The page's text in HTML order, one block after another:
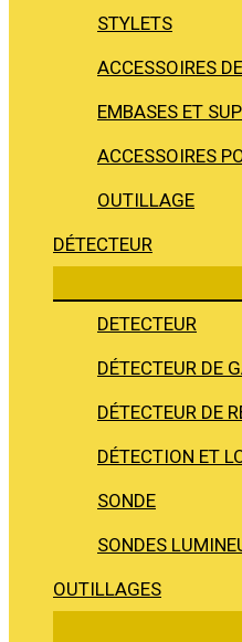
STYLETS
ACCESSOIRES
EMBASES ET
ACCESSOIRES
OUTILLAGE
DÉTECTEUR
DETECTEUR
DÉTECTEUR DE
DÉTECTEUR DE
DÉTECTION ET
SONDE
SONDES
OUTILLAGES